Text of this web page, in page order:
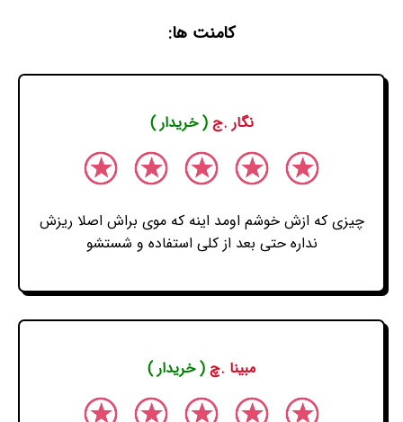
کامنت ها:
نگار .ج( خریدار )
چیزی که ازش خوشم اومد اینه که موی براش اصلا ریزش
نداره حتی بعد از کلی استفاده و شستشو
مبینا .چ ( خریدار )